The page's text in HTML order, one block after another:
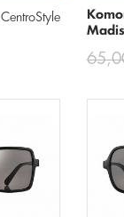
CentroStyle